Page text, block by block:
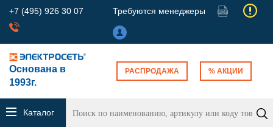
+7 (495) 926 30 07 Требуются менеджеры
Основана в
1993г.
РАСПРОДАЖА % АКЦИИ
Каталог